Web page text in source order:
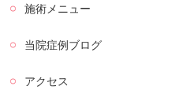
施術メニュー
当院症例ブログ
アクセス